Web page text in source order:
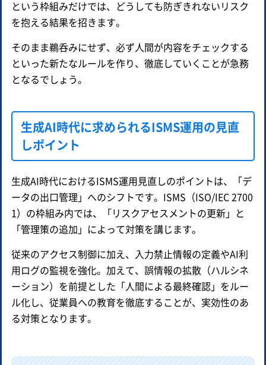
という枠組みだけでは、どうしても防ぎきれないリスク
を抱える結果を招きます。
そのまま鵜呑みにせず、必ず人間が内容をチェックする
といった新たなルールを作り、徹底していくことが急務
となるでしょう。
生成AI時代に求められるISMS運用の見直
しポイント
生成AI時代におけるISMS運用見直しのポイントは、「デ
ータの出口管理」へのシフトです。ISMS（ISO/IEC 2700
1）の枠組み内では、「リスクアセスメントの更新」と
「管理策の追加」によって対策を講じます。
従来のアクセス制御に加え、入力禁止情報の定義やAI利
用ログの監視を強化。加えて、誤情報の拡散（ハルシネ
ーション）を前提とした「人間による最終確認」をルー
ル化し、従業員への教育を徹底することが、実効性のあ
る対策となります。